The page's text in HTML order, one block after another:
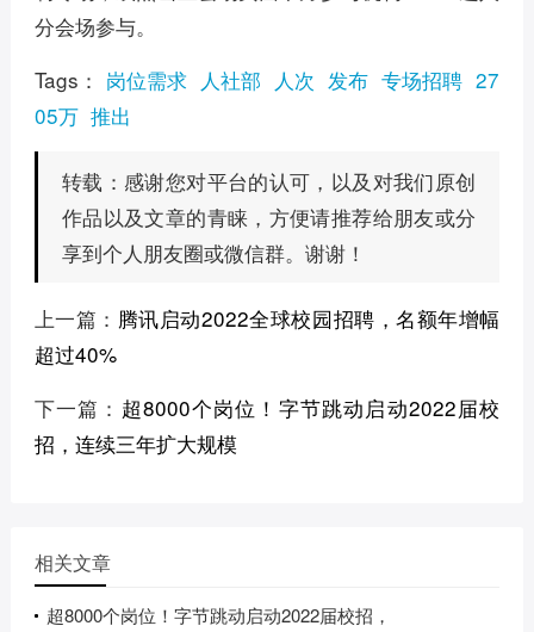
分会场参与。
Tags： 岗位需求 人社部 人次 发布 专场招聘 27
05万 推出
转载： 感谢您对平台的认可，以及对我们原创
作品以及文章的青睐，方便请推荐给朋友或分
享到个人朋友圈或微信群。谢谢！
上一篇： 腾讯启动2022全球校园招聘，名额年增幅
超过40%
下一篇： 超8000个岗位！字节跳动启动2022届校
招，连续三年扩大规模
相关文章
超8000个岗位！字节跳动启动2022届校招，